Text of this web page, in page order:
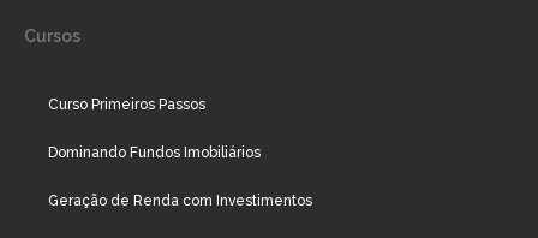
Cursos
Curso Primeiros Passos
Dominando Fundos Imobiliários
Geração de Renda com Investimentos